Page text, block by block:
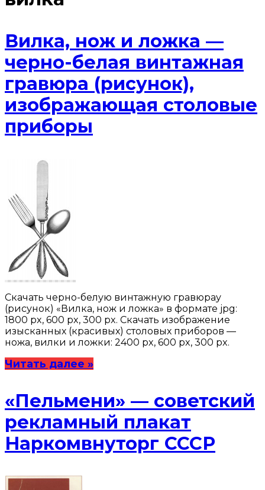
Вилка, нож и ложка —
черно-белая винтажная
гравюра (рисунок),
изображающая столовые
приборы
Скачать черно-белую винтажную гравюрау
(рисунок) «Вилка, нож и ложка» в формате jpg:
1800 px, 600 px, 300 px. Скачать изображение
изысканных (красивых) столовых приборов —
ножа, вилки и ложки: 2400 px, 600 px, 300 px.
Читать далее »
«Пельмени» — советский
рекламный плакат
Наркомвнуторг СССР